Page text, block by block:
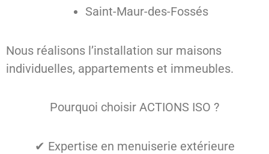
Saint-Maur-des-Fossés
Nous réalisons l’installation sur maisons
individuelles, appartements et immeubles.
Pourquoi choisir ACTIONS ISO ?
✔ Expertise en menuiserie extérieure